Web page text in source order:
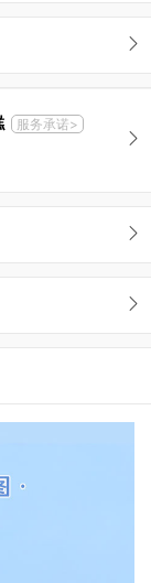
服务承诺>